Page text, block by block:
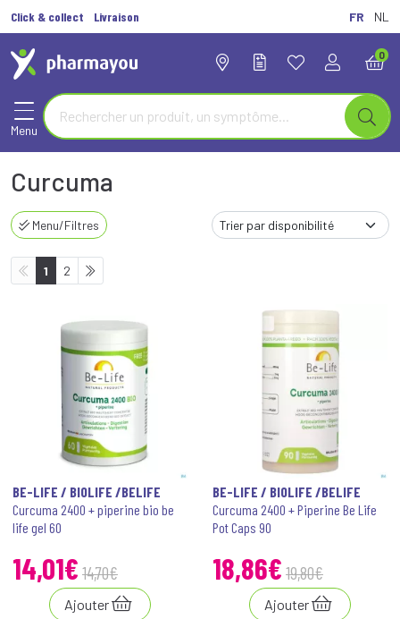
Click & collect Livraison FR NL
0
Menu
Curcuma
Menu/Filtres
1 2
BE-LIFE / BIOLIFE /BELIFE
Curcuma 2400 + piperine bio be
life gel 60
14,01€ 14,70€
Ajouter
BE-LIFE / BIOLIFE /BELIFE
Curcuma 2400 + Piperine Be Life
Pot Caps 90
18,86€ 19,80€
Ajouter